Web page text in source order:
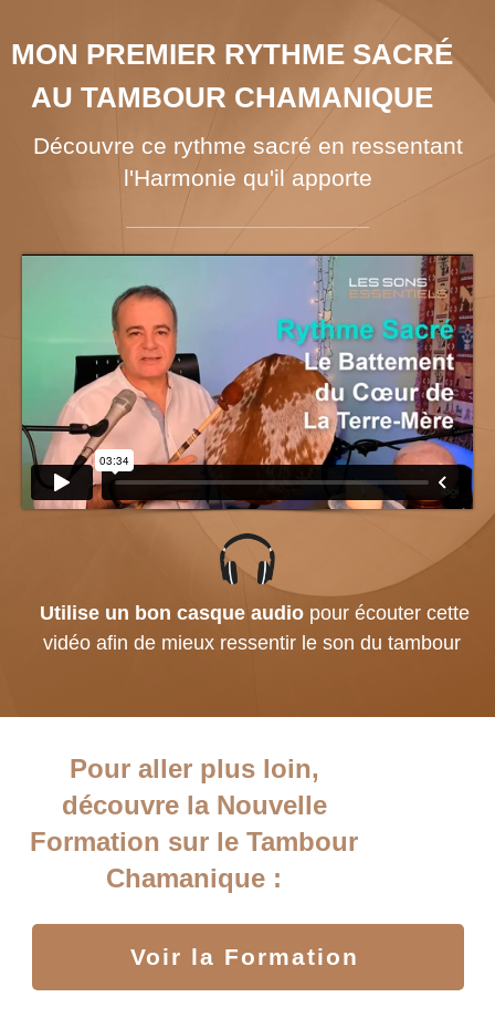
MON PREMIER RYTHME SACRÉ
AU TAMBOUR CHAMANIQUE
Découvre ce rythme sacré en ressentant
l'Harmonie qu'il apporte
Utilise un bon casque audio pour écouter cette
vidéo afin de mieux ressentir le son du tambour
Pour aller plus loin,
découvre la Nouvelle
Formation sur le Tambour
Chamanique :
Voir la Formation